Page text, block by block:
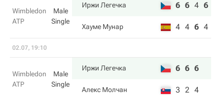
Wimbledon
ATP
Male
Single
Иржи Легечка 6 6 4 6
Хауме Мунар 4 4 6 4
02.07, 19:10
Wimbledon
ATP
Male
Single
Иржи Легечка 6 6 6
Алекс Молчан 3 2 4